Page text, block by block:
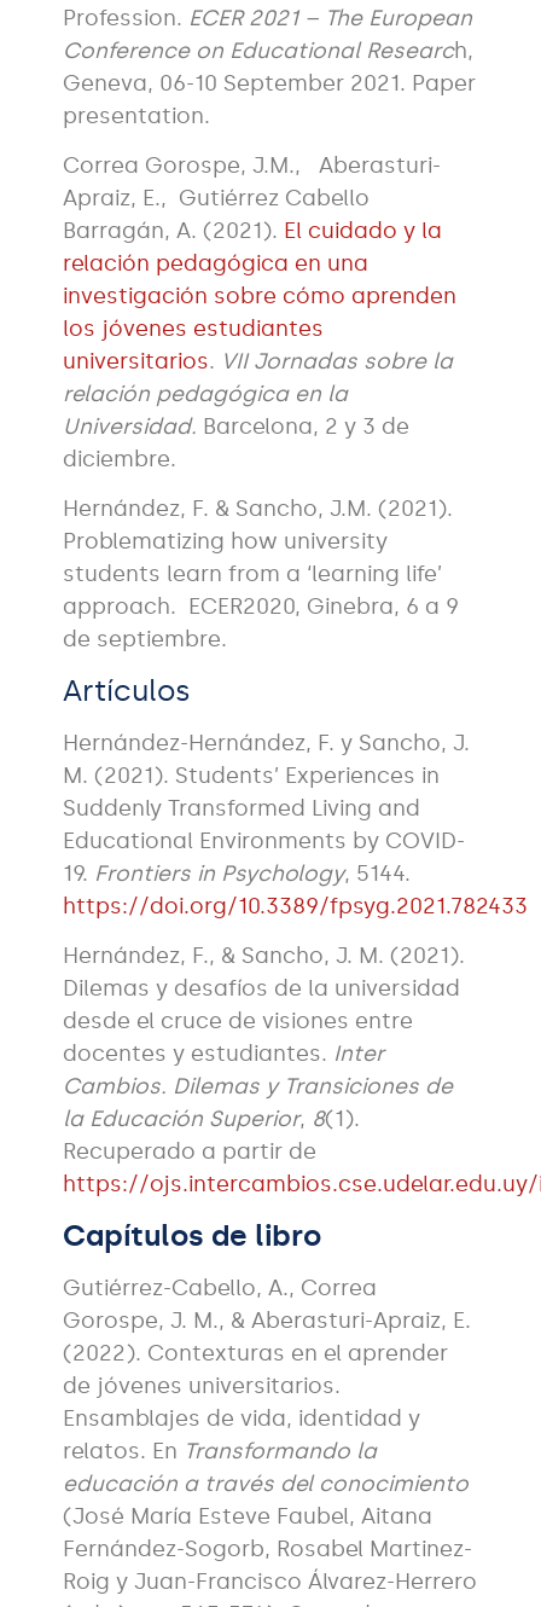
Profession. ECER 2021 – The European
Conference on Educational Research,
Geneva, 06-10 September 2021. Paper
presentation.
Correa Gorospe, J.M., Aberasturi-
Apraiz, E., Gutiérrez Cabello
Barragán, A. (2021). El cuidado y la
relación pedagógica en una
investigación sobre cómo aprenden
los jóvenes estudiantes
universitarios. VII Jornadas sobre la
relación pedagógica en la
Universidad. Barcelona, 2 y 3 de
diciembre.
Hernández, F. & Sancho, J.M. (2021).
Problematizing how university
students learn from a ‘learning life’
approach. ECER2020, Ginebra, 6 a 9
de septiembre.
Artículos
Hernández-Hernández, F. y Sancho, J.
M. (2021). Students’ Experiences in
Suddenly Transformed Living and
Educational Environments by COVID-
19. Frontiers in Psychology, 5144.
https://doi.org/10.3389/fpsyg.2021.782433
Hernández, F., & Sancho, J. M. (2021).
Dilemas y desafíos de la universidad
desde el cruce de visiones entre
docentes y estudiantes. Inter
Cambios. Dilemas y Transiciones de
la Educación Superior, 8(1).
Recuperado a partir de
https://
Capítulos de libro
Gutiérrez-Cabello, A., Correa
Gorospe, J. M., & Aberasturi-Apraiz, E.
(2022). Contexturas en el aprender
de jóvenes universitarios.
Ensamblajes de vida, identidad y
relatos. En Transformando la
educación a través del conocimiento
(José María Esteve Faubel, Aitana
Fernández-Sogorb, Rosabel Martinez-
Roig y Juan-Francisco Álvarez-Herrero